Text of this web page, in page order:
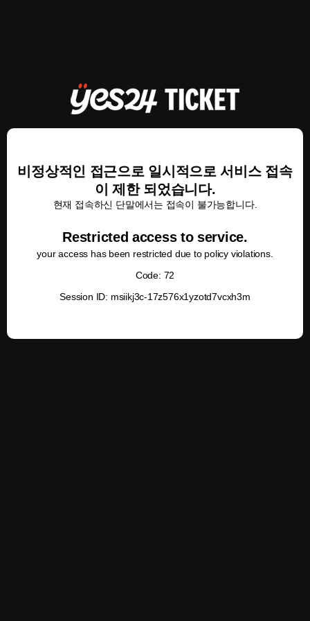
비정상적인 접근으로 일시적으로 서비스 접속
이 제한 되었습니다.
현재 접속하신 단말에서는 접속이 불가능합니다.
Restricted access to service.
your access has been restricted due to policy violations.
Code: 72
Session ID: msiikj3c-17z576x1yzotd7vcxh3m